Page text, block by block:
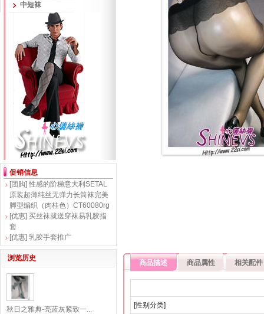
中短袜
促销信息
[团购] 性感的阶梯意大利SETAL
原装超薄纯丝无弹力长筒袜完美
脚型编织（肉桂色）CT60080rg
[优惠] 买丝袜就送穿袜易乳胶指
套
[优惠] 乳胶手套推广
浏览历史
秋日之雅典-亮蓝灰紧致一...
商品描述 商品属性 相关配件
[性别分类]